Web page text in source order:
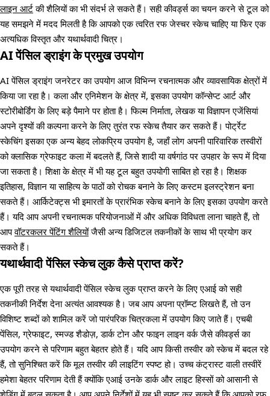
लाइन आर्टकी शैलियों का भी संदर्भ ले सकते हैं। सही कीवर्ड्स का चयन करने से टूल को
यह समझने में मदद मिलती है कि आपको एक त्वरित रफ जेस्चर स्केच चाहिए या फिर एक
अत्यधिक विस्तृत और यथार्थवादी चित्र।
AI पेंसिल ड्राइंग के प्रमुख उपयोग
AI पेंसिल ड्राइंग जनरेटर का उपयोग आज विभिन्न रचनात्मक और व्यावसायिक क्षेत्रों में
किया जा रहा है। कला और एनिमेशन के क्षेत्र में, इसका उपयोग कॉन्सेप्ट आर्ट और
स्टोरीबोर्डिंग के लिए बड़े पैमाने पर होता है। फिल्म निर्माता, लेखक या विज्ञापन एजेंसियां
अपने दृश्यों की कल्पना करने के लिए तुरंत रफ स्केच तैयार कर सकते हैं। पोर्ट्रेट
स्केचिंग इसका एक अन्य बेहद लोकप्रिय उपयोग है, जहाँ लोग अपनी पारिवारिक तस्वीरों
को क्लासिक ग्रेफाइट कला में बदलते हैं, जिसे शादी या वर्षगांठ पर उपहार के रूप में दिया
जा सकता है। शिक्षा के क्षेत्र में भी यह टूल बहुत उपयोगी साबित हो रहा है। शिक्षक
इतिहास, विज्ञान या साहित्य के पाठों को रोचक बनाने के लिए कस्टम इलस्ट्रेशन बना
सकते हैं। आर्किटेक्ट्स भी इमारतों के प्रारंभिक स्केच बनाने के लिए इसका उपयोग करते
हैं। यदि आप अपनी रचनात्मक परियोजनाओं में और अधिक विविधता लाना चाहते हैं, तो
आपवॉटरकलर पेंटिंग शैलियोंजैसी अन्य डिजिटल तकनीकों के साथ भी प्रयोग कर
सकते हैं।
यथार्थवादी पेंसिल स्केच लुक कैसे प्राप्त करें?
एक पूरी तरह से यथार्थवादी पेंसिल स्केच लुक प्राप्त करने के लिए एआई को सही
तकनीकी निर्देश देना अत्यंत आवश्यक है। जब आप अपना प्रॉम्प्ट लिखते हैं, तो उन
विशिष्ट शब्दों को शामिल करें जो पारंपरिक चित्रकला में उपयोग किए जाते हैं। एचबी
पेंसिल, ग्रेफाइट, स्मज्ड शैडोज़, डार्क टोन और फाइन लाइन वर्क जैसे कीवर्ड्स का
उपयोग करने से परिणाम बहुत बेहतर होते हैं। यदि आप किसी तस्वीर को स्केच में बदल रहे
हैं, तो सुनिश्चित करें कि मूल तस्वीर की लाइटिंग स्पष्ट हो। उच्च कंट्रास्ट वाली तस्वीरें
हमेशा बेहतर परिणाम देती हैं क्योंकि एआई उनके डार्क और लाइट हिस्सों को आसानी से